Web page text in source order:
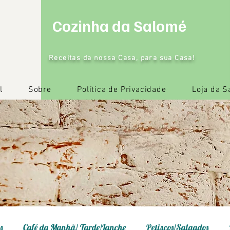
Cozinha da Salomé
Receitas da nossa Casa, para sua Casa!
Sobre Política de Privacidade Loja da
Café da Manhã/ Tarde/Lanche Petiscos/Salgados